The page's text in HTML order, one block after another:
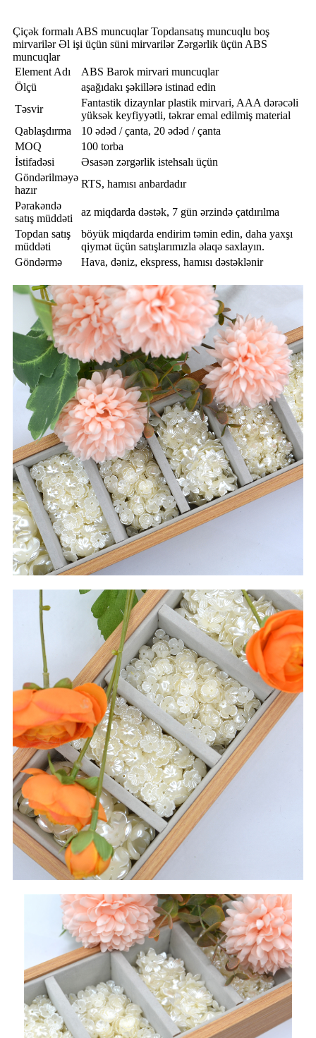
Çiçək formalı ABS muncuqlar Topdansatış muncuqlu boş
mirvarilər Əl işi üçün süni mirvarilər Zərgərlik üçün ABS
muncuqlar
Element Adı
ABS Barok mirvari muncuqlar
Ölçü
aşağıdakı şəkillərə istinad edin
Təsvir
Fantastik dizaynlar plastik mirvari, AAA dərəcəli
yüksək keyfiyyətli, təkrar emal edilmiş material
Qablaşdırma
10 ədəd / çanta, 20 ədəd / çanta
MOQ
100 torba
İstifadəsi
Əsasən zərgərlik istehsalı üçün
Göndərilməyə
hazır
RTS, hamısı anbardadır
Pərakəndə
satış müddəti
az miqdarda dəstək, 7 gün ərzində çatdırılma
Topdan satış
müddəti
böyük miqdarda endirim təmin edin, daha yaxşı
qiymət üçün satışlarımızla əlaqə saxlayın.
Göndərmə
Hava, dəniz, ekspress, hamısı dəstəklənir